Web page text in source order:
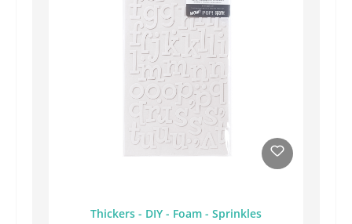
Thickers - DIY - Foam - Sprinkles